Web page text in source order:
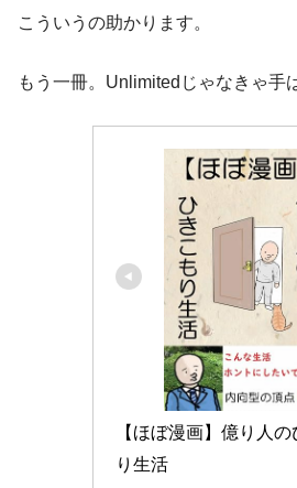
こういうの助かります。
もう一冊。Unlimitedじゃなきゃ手
【ほぼ漫画】億り人の
り生活